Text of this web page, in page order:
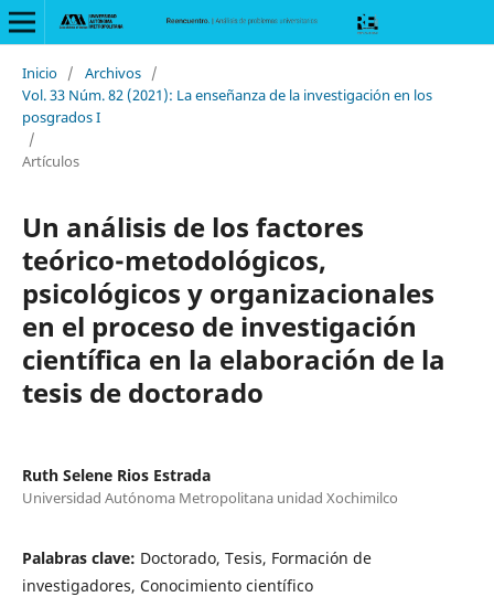
Inicio / Archivos /
Vol. 33 Núm. 82 (2021): La enseñanza de la investigación en los
posgrados I
/
Artículos
Un análisis de los factores
teórico-metodológicos,
psicológicos y organizacionales
en el proceso de investigación
científica en la elaboración de la
tesis de doctorado
Ruth Selene Rios Estrada
Universidad Autónoma Metropolitana unidad Xochimilco
Palabras clave: Doctorado, Tesis, Formación de
investigadores, Conocimiento científico